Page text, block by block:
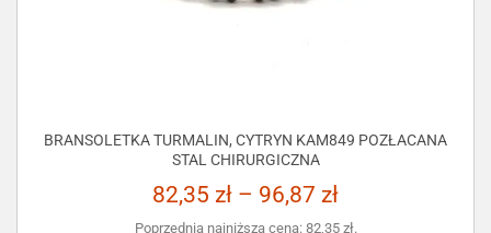
BRANSOLETKA TURMALIN, CYTRYN KAM849 POZŁACANA
STAL CHIRURGICZNA
82,35 zł – 96,87 zł
Poprzednia najniższa cena: 82,35 zł.